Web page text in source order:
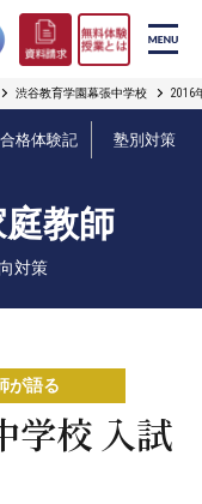
渋谷教育学園幕張中学校 2016
合格体験記 塾別対策
教師
対策
が語る
学校 入試